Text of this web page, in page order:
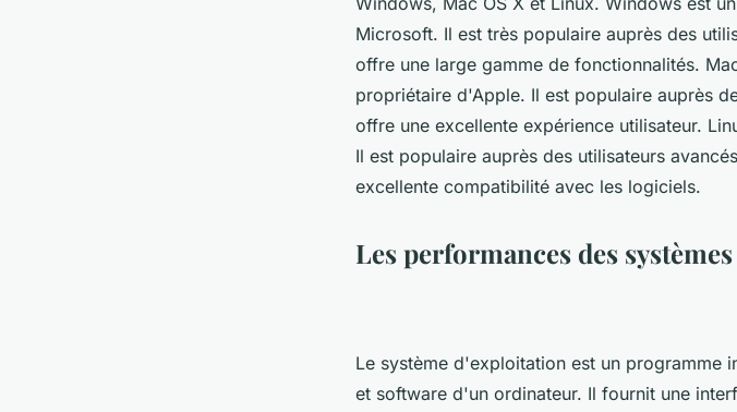
Microsoft. Il est très populaire auprès des
offre une large gamme de fonctionnalités.
propriétaire d'Apple. Il est populaire auprès
offre une excellente expérience utilisateur.
Il est populaire auprès des utilisateurs
excellente compatibilité avec les logiciels.
Les performances des
Le système d'exploitation est un programme
et software d'un ordinateur. Il fournit une